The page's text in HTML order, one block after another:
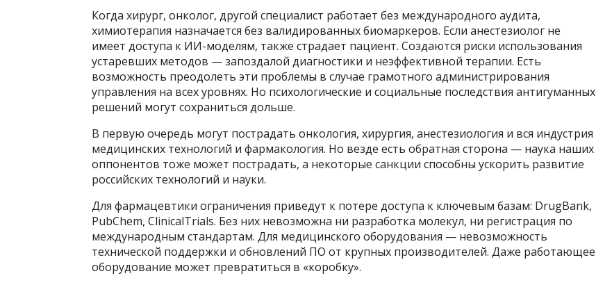
Когда хирург, онколог, другой специалист работает без международного аудита,
химиотерапия назначается без валидированных биомаркеров. Если анестезиолог не
имеет доступа к ИИ-моделям, также страдает пациент. Создаются риски использования
устаревших методов — запоздалой диагностики и неэффективной терапии. Есть
возможность преодолеть эти проблемы в случае грамотного администрирования
управления на всех уровнях. Но психологические и социальные последствия антигуманных
решений могут сохраниться дольше.
В первую очередь могут пострадать онкология, хирургия, анестезиология и вся индустрия
медицинских технологий и фармакология. Но везде есть обратная сторона — наука наших
оппонентов тоже может пострадать, а некоторые санкции способны ускорить развитие
российских технологий и науки.
Для фармацевтики ограничения приведут к потере доступа к ключевым базам: DrugBank,
PubChem, ClinicalTrials. Без них невозможна ни разработка молекул, ни регистрация по
международным стандартам. Для медицинского оборудования — невозможность
технической поддержки и обновлений ПО от крупных производителей. Даже работающее
оборудование может превратиться в «коробку».